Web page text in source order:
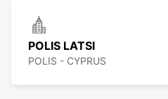
POLIS LATSI
POLIS - CYPRUS